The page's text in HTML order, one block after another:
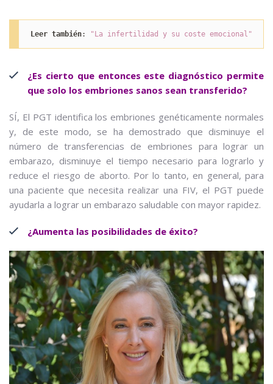
Leer también: "La infertilidad y su coste emocional"
¿Es cierto que entonces este diagnóstico permite
que solo los embriones sanos sean transferido?
SÍ, El PGT identifica los embriones genéticamente normales
y, de este modo, se ha demostrado que disminuye el
número de transferencias de embriones para lograr un
embarazo, disminuye el tiempo necesario para lograrlo y
reduce el riesgo de aborto. Por lo tanto, en general, para
una paciente que necesita realizar una FIV, el PGT puede
ayudarla a lograr un embarazo saludable con mayor rapidez.
¿Aumenta las posibilidades de éxito?